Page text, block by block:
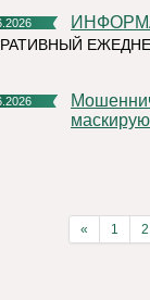
Мошенническая схема в мессенджерах: как аферисты
« 1 2